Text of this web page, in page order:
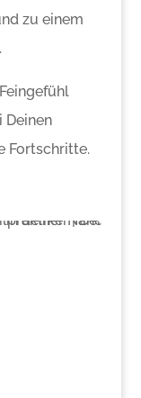
zu einem
Deinen
Fortschritte.